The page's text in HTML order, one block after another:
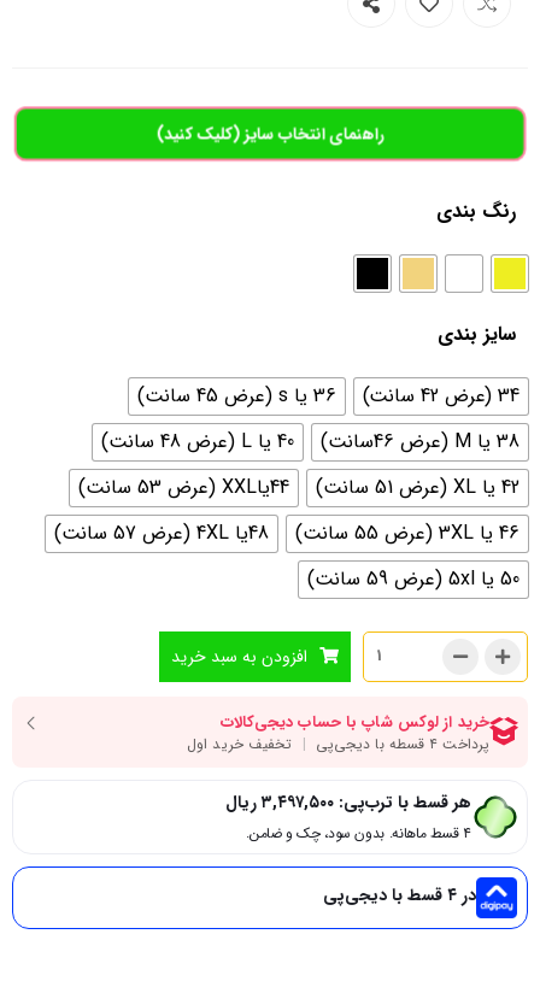
راهنمای انتخاب سایز (کلیک کنید)
رنگ بندی
سایز بندی
34 (عرض 42 سانت)
36 یا s (عرض 45 سانت)
38 یا M (عرض 46سانت)
40 یا L (عرض 48 سانت)
42 یا XL (عرض 51 سانت)
44یاXXL (عرض 53 سانت)
46 یا 3XL (عرض 55 سانت)
48یا 4XL (عرض 57 سانت)
50 یا 5xl (عرض 59 سانت)
افزودن به سبد خرید
هر قسط با ترب‌پی: ۳,۴۹۷,۵۰۰ریال
۴ قسط ماهانه. بدون سود، چک و ضامن.
در ۴ قسط با دیجی‌پی